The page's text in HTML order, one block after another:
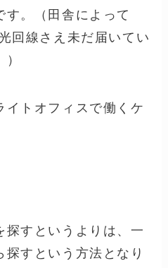
す。（田舎によって
回線さえ未だ届いてい
イトオフィスで働くケ
探すというよりは、一
すという方法となり